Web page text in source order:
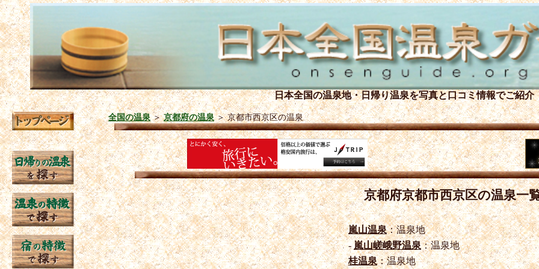
日本全国の温泉地・日帰り温泉を写真と口コミ情報でご紹介
全国の温泉＞京都府の温泉＞京都市西京区の温泉
京都府京都市西京区の温泉一
嵐山温泉：温泉地
-嵐山嵯峨野温泉：温泉地
桂温泉：温泉地